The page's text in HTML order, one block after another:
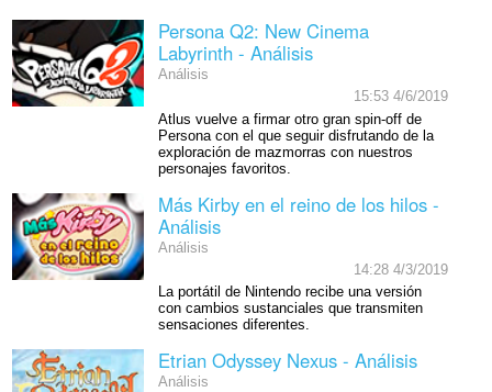
Persona Q2: New Cinema
Labyrinth - Análisis
Análisis
15:53 4/6/2019
Atlus vuelve a firmar otro gran spin-off de
Persona con el que seguir disfrutando de la
exploración de mazmorras con nuestros
personajes favoritos.
Más Kirby en el reino de los hilos -
Análisis
Análisis
14:28 4/3/2019
La portátil de Nintendo recibe una versión
con cambios sustanciales que transmiten
sensaciones diferentes.
Etrian Odyssey Nexus - Análisis
Análisis